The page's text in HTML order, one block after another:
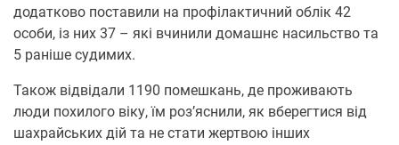
додатково поставили на профілактичний облік 42
особи, із них 37 – які вчинили домашнє насильство та
5 раніше судимих.
Також відвідали 1190 помешкань, де проживають
люди похилого віку, їм роз’яснили, як вберегтися від
шахрайських дій та не стати жертвою інших